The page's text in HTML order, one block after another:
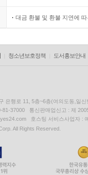
대금 환불 및 환불 지연에
청소년보호정책 도서홍보안내
은행로 11, 5층~6층(여의도동,일신
81-37000 통신판매업신고 : 제
호스팅 서비스사업자 :
All Rights Reserved.